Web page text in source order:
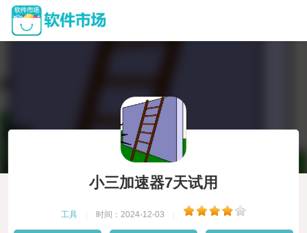
小三加速器7天试用
工具 时间：2024-12-03